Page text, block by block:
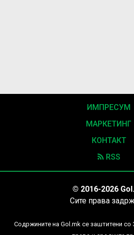
ИМПРЕСУМ
МАРКЕТИНГ
КОНТАКТ
RSS
© 2016-2026
Сите права
Содржините на Gol.mk се заштитени со